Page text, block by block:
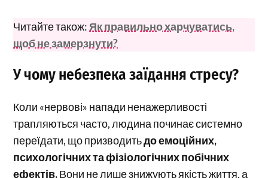
Читайте також: Як правильно харчуватись,
щоб не замерзнути?
У чому небезпека заїдання стресу?
Коли «нервові» напади ненажерливості
трапляються часто, людина починає системно
переїдати, що призводитьдо емоційних,
психологічних та фізіологічних побічних
ефектів.Вони не лише знижують якість життя, а